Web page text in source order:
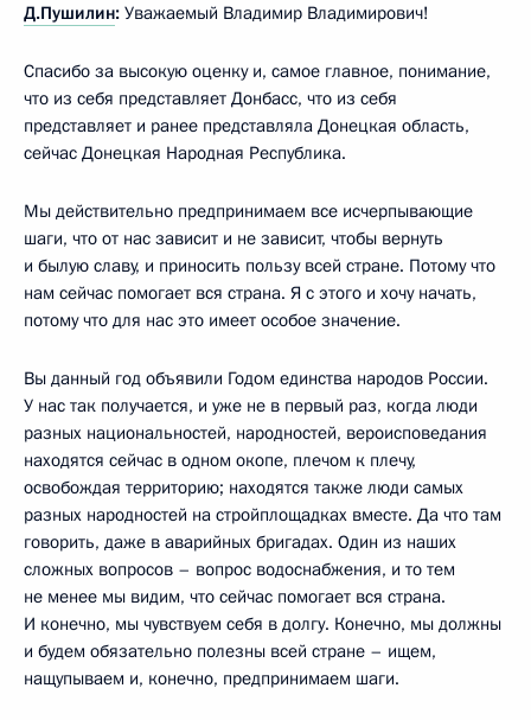
Д.Пушилин: Уважаемый Владимир Владимирович!
Спасибо за высокую оценку и, самое главное, понимание,
что из себя представляет Донбасс, что из себя
представляет и ранее представляла Донецкая область,
сейчас Донецкая Народная Республика.
Мы действительно предпринимаем все исчерпывающие
шаги, что от нас зависит и не зависит, чтобы вернуть
и былую славу, и приносить пользу всей стране. Потому что
нам сейчас помогает вся страна. Я с этого и хочу начать,
потому что для нас это имеет особое значение.
Вы данный год объявили Годом единства народов России.
У нас так получается, и уже не в первый раз, когда люди
разных национальностей, народностей, вероисповедания
находятся сейчас в одном окопе, плечом к плечу,
освобождая территорию; находятся также люди самых
разных народностей на стройплощадках вместе. Да что там
говорить, даже в аварийных бригадах. Один из наших
сложных вопросов – вопрос водоснабжения, и то тем
не менее мы видим, что сейчас помогает вся страна.
И конечно, мы чувствуем себя в долгу. Конечно, мы должны
и будем обязательно полезны всей стране – ищем,
нащупываем и, конечно, предпринимаем шаги.